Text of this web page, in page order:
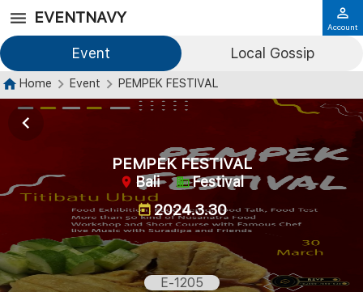
EVENTNAVY
Event Local Gossip
Account
Home Event PEMPEK FESTIVAL
PEMPEK FESTIVAL
Bali Festival
2024.3.30
E-1205